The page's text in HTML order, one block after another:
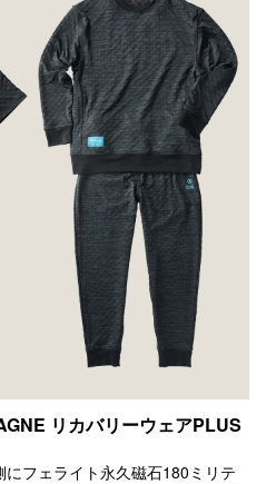
リカバリーウェアPLUS
にフェライト永久磁石180ミリテ